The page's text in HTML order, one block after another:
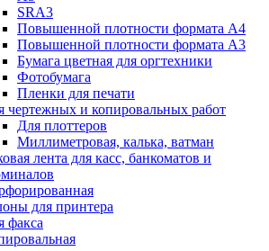
SRA3
Повышенной плотности формата А4
Повышенной плотности формата А3
Бумага цветная для оргтехники
Фотобумага
Пленки для печати
чертежных и копировальных работ
Для плоттеров
Миллиметровая, калька, ватман
лента для касс, банкоматов и
для принтера
факса